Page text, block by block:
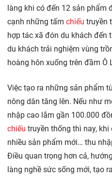
làng khi có đến 12 sản phẩm
cạnh những tấm chiếu truyền
hợp tác xã đón du khách đến
du khách trải nghiệm vùng
hoàng hôn xuống trên đầm Ô
Việc tạo ra những sản phẩm
nông dân tăng lên. Nếu như
nhập cao lắm gần 100.000
chiếu truyền thống thì nay,
nhiều sản phẩm mới… thu
Điều quan trọng hơn cả,
làng nghề sức sống mới, tạo